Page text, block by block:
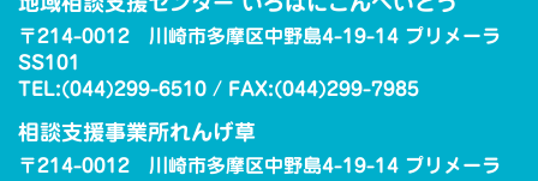
〒214-0012 川崎市多摩区中野島4-19-14 プリメーラ
SS101
TEL:(044)299-6510 / FAX:(044)299-7985
相談支援事業所れんげ草
〒214-0012 川崎市多摩区中野島4-19-14 プリメーラ